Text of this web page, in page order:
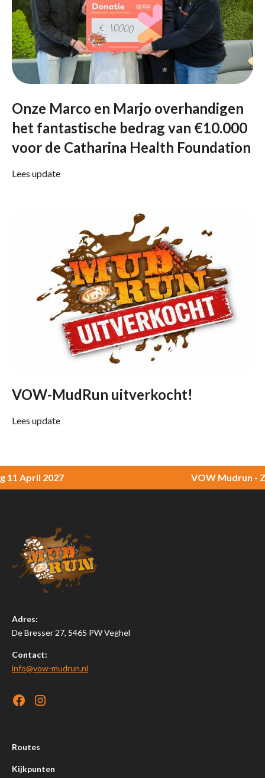
Onze Marco en Marjo overhandigen
het fantastische bedrag van €10.000
voor de Catharina Health Foundation
Lees update
VOW-MudRun uitverkocht!
Lees update
April 2027 VOW Mudrun -
Adres:
De Bresser 27, 5465 PW Veghel
Contact:
info@vow-mudrun.nl
Routes
Kijkpunten